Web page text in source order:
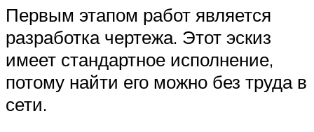
Первым этапом работ является
разработка чертежа. Этот эскиз
имеет стандартное исполнение,
потому найти его можно без труда в
сети.